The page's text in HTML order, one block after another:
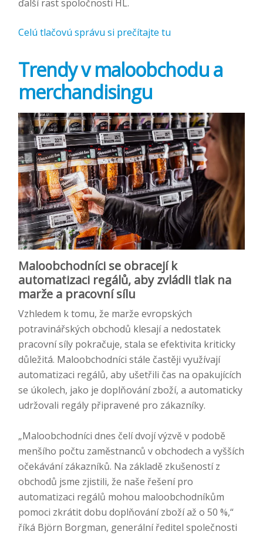
ďalší rast spoločnosti HL.
Celú tlačovú správu si prečítajte tu
Trendy v maloobchodu a
merchandisingu
Maloobchodníci se obracejí k
automatizaci regálů, aby zvládli tlak na
marže a pracovní sílu
Vzhledem k tomu, že marže evropských
potravinářských obchodů klesají a nedostatek
pracovní síly pokračuje, stala se efektivita kriticky
důležitá. Maloobchodníci stále častěji využívají
automatizaci regálů, aby ušetřili čas na opakujících
se úkolech, jako je doplňování zboží, a automaticky
udržovali regály připravené pro zákazníky.
„Maloobchodníci dnes čelí dvojí výzvě v podobě
menšího počtu zaměstnanců v obchodech a vyšších
očekávání zákazníků. Na základě zkušeností z
obchodů jsme zjistili, že naše řešení pro
automatizaci regálů mohou maloobchodníkům
pomoci zkrátit dobu doplňování zboží až o 50 %,“
říká Björn Borgman, generální ředitel společnosti